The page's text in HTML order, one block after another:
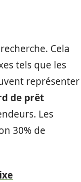
Cela
tels que les
représenter
de prêt
Les
30% de